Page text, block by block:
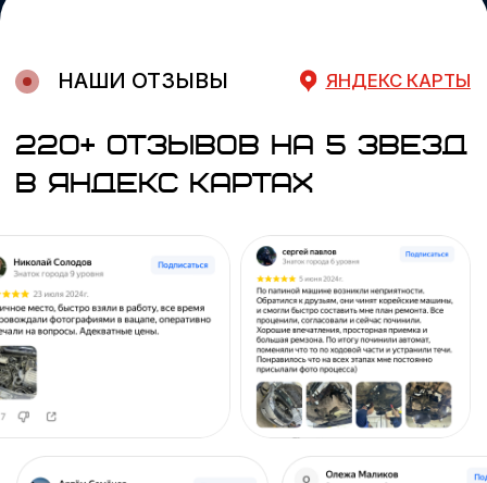
ЗАКАЗАТЬ ЗВОНОК
Профессиональный
ремонт и обслуживание
Audi, Seat, Skoda
и Volkswagen|
Ремонт Kia
Ремонт Hyundai